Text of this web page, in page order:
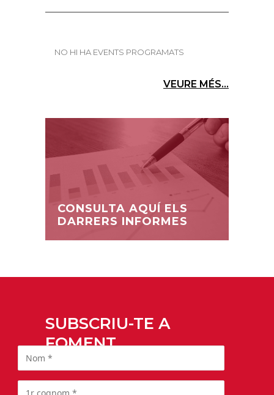
NO HI HA EVENTS PROGRAMATS
VEURE MÉS...
CONSULTA AQUÍ ELS
DARRERS INFORMES
SUBSCRIU-TE A
FOMENT